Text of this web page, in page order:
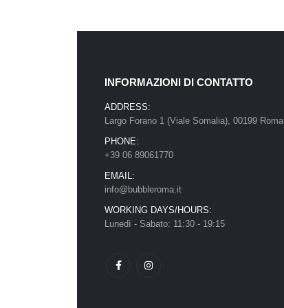
INFORMAZIONI DI CONTATTO
ADDRESS:
Largo Forano 1 (Viale Somalia), 00199 Roma
PHONE:
+39 06 89061770
EMAIL:
info@bubbleroma.it
WORKING DAYS/HOURS:
Lunedì - Sabato: 11:30 - 19:15